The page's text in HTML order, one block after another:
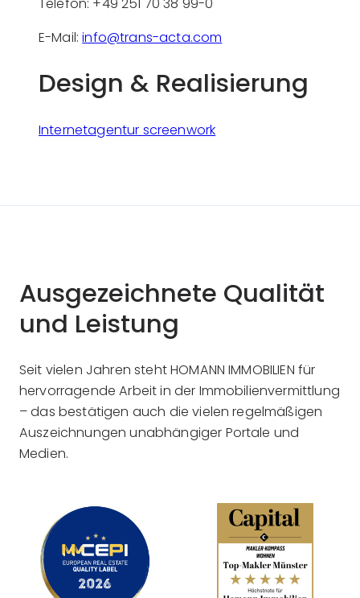
E-Mail:info@trans-acta.com
Design & Realisierung
Internetagentur screenwork
Ausgezeichnete Qualität
und Leistung
Seit vielen Jahren steht HOMANN IMMOBILIEN für
hervorragende Arbeit in der Immobilienvermittlung
– das bestätigen auch die vielen regelmäßigen
Auszeichnungen unabhängiger Portale und
Medien.